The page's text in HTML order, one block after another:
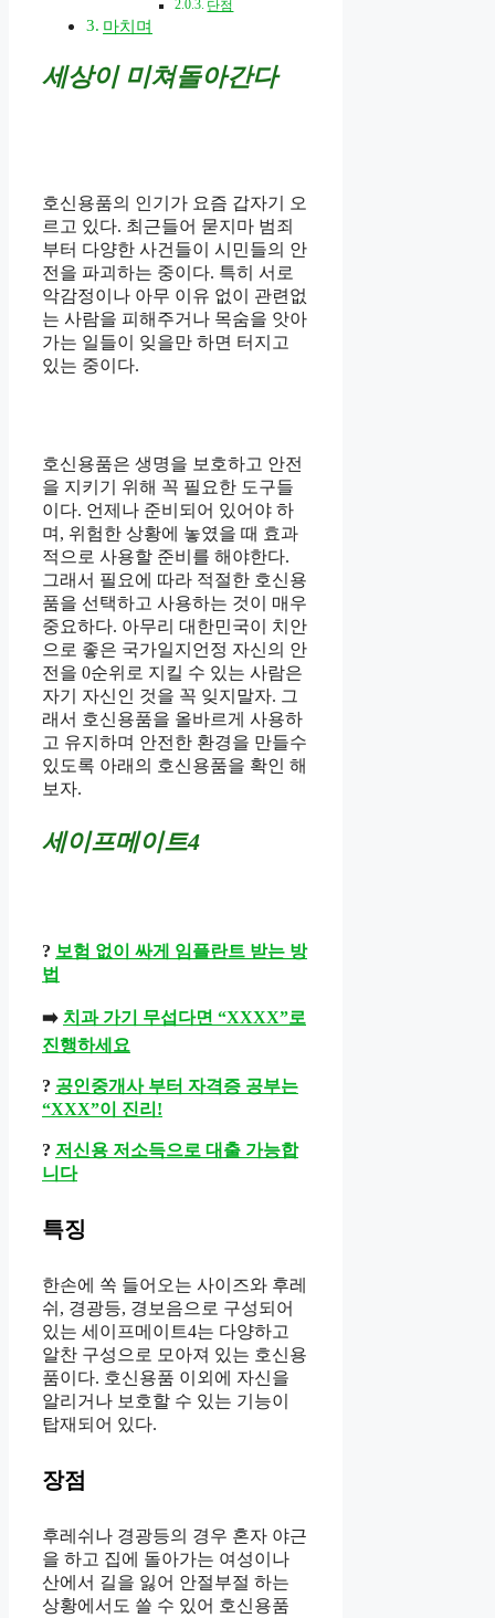
단점
마치며
세상이 미쳐돌아간다
호신용품의 인기가 요즘 갑자기 오
르고 있다. 최근들어 묻지마 범죄
부터 다양한 사건들이 시민들의 안
전을 파괴하는 중이다. 특히 서로
악감정이나 아무 이유 없이 관련없
는 사람을 피해주거나 목숨을 앗아
가는 일들이 잊을만 하면 터지고
있는 중이다.
호신용품은 생명을 보호하고 안전
을 지키기 위해 꼭 필요한 도구들
이다. 언제나 준비되어 있어야 하
며, 위험한 상황에 놓였을 때 효과
적으로 사용할 준비를 해야한다.
그래서 필요에 따라 적절한 호신용
품을 선택하고 사용하는 것이 매우
중요하다. 아무리 대한민국이 치안
으로 좋은 국가일지언정 자신의 안
전을 0순위로 지킬 수 있는 사람은
자기 자신인 것을 꼭 잊지말자. 그
래서 호신용품을 올바르게 사용하
고 유지하며 안전한 환경을 만들수
있도록 아래의 호신용품을 확인 해
보자.
세이프메이트4
? 보험 없이 싸게 임플란트 받는 방
법
➡️ 치과 가기 무섭다면 “XXXX”로
진행하세요
? 공인중개사 부터 자격증 공부는
“XXX”이 진리!
? 저신용 저소득으로 대출 가능합
니다
특징
한손에 쏙 들어오는 사이즈와 후레
쉬, 경광등, 경보음으로 구성되어
있는 세이프메이트4는 다양하고
알찬 구성으로 모아져 있는 호신용
품이다. 호신용품 이외에 자신을
알리거나 보호할 수 있는 기능이
탑재되어 있다.
장점
후레쉬나 경광등의 경우 혼자 야근
을 하고 집에 돌아가는 여성이나
산에서 길을 잃어 안절부절 하는
상황에서도 쓸 수 있어 호신용품